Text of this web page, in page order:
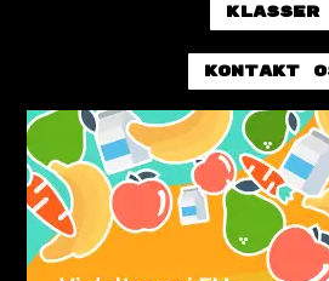
Klasser
Kontakt